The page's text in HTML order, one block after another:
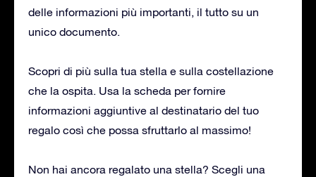
delle informazioni più importanti, il tutto su un
unico documento.
Scopri di più sulla tua stella e sulla costellazione
che la ospita. Usa la scheda per fornire
informazioni aggiuntive al destinatario del tuo
regalo così che possa sfruttarlo al massimo!
Non hai ancora regalato una stella? Scegli una